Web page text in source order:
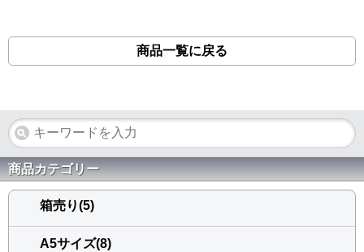
商品一覧に戻る
商品カテゴリー
箱売り(5)
A5サイズ(8)